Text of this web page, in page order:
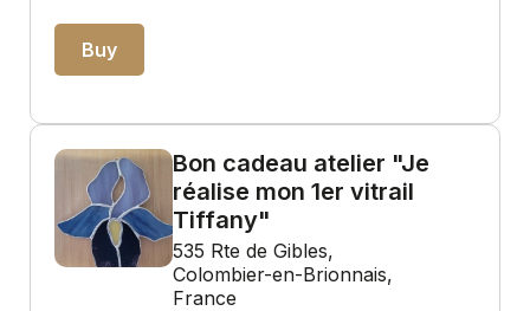
Buy
Bon cadeau atelier "Je
réalise mon 1er vitrail
Tiffany"
535 Rte de Gibles,
Colombier-en-Brionnais,
France